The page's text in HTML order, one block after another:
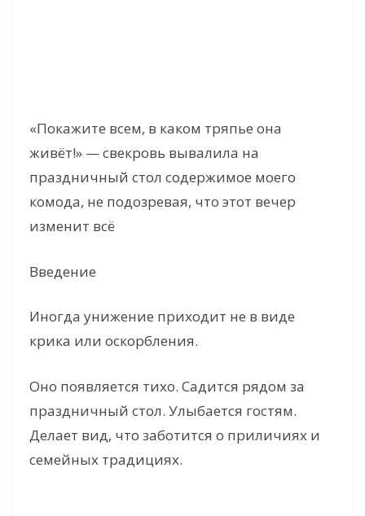
«Покажите всем, в каком тряпье она
живёт!» — свекровь вывалила на
праздничный стол содержимое моего
комода, не подозревая, что этот вечер
изменит всё
Введение
Иногда унижение приходит не в виде
крика или оскорбления.
Оно появляется тихо. Садится рядом за
праздничный стол. Улыбается гостям.
Делает вид, что заботится о приличиях и
семейных традициях.